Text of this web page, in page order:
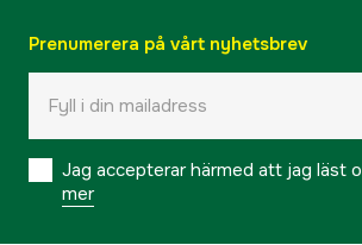
Prenumerera på vårt nyhetsbrev
Jag accepterar härmed att jag läst
mer